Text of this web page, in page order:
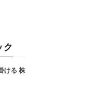
ク
ける 株